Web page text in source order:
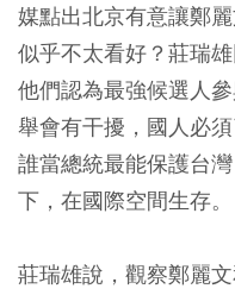
媒點出北京有意讓鄭
似乎不太看好？莊瑞
他們認為最強候選人
舉會有干擾，國人必
誰當總統最能保護台
下，在國際空間生存。
莊瑞雄說，觀察鄭麗